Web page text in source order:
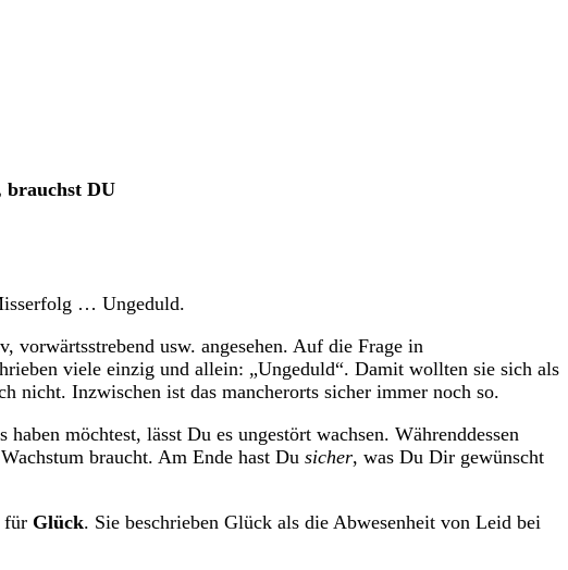
brauchst DU
… Ungeduld.
vorwärtsstrebend usw. angesehen. Auf die Frage in
viele einzig und allein: „Ungeduld“. Damit wollten sie sich als
nicht. Inzwischen ist das mancherorts sicher immer noch so.
möchtest, lässt Du es ungestört wachsen. Währenddessen
braucht. Am Ende hast Du sicher, was Du Dir gewünscht
für Glück. Sie beschrieben Glück als die Abwesenheit von Leid bei